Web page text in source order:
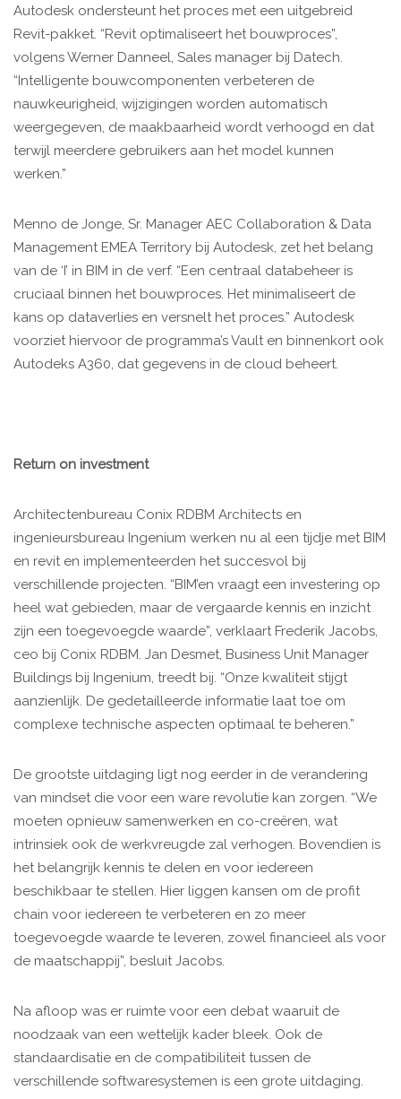
Autodesk ondersteunt het proces met een uitgebreid
Revit-pakket. “Revit optimaliseert het bouwproces”,
volgens Werner Danneel, Sales manager bij Datech.
“Intelligente bouwcomponenten verbeteren de
nauwkeurigheid, wijzigingen worden automatisch
weergegeven, de maakbaarheid wordt verhoogd en dat
terwijl meerdere gebruikers aan het model kunnen
werken.”
Menno de Jonge, Sr. Manager AEC Collaboration & Data
Management EMEA Territory bij Autodesk, zet het belang
van de ‘I’ in BIM in de verf. “Een centraal databeheer is
cruciaal binnen het bouwproces. Het minimaliseert de
kans op dataverlies en versnelt het proces.” Autodesk
voorziet hiervoor de programma’s Vault en binnenkort ook
Autodeks A360, dat gegevens in de cloud beheert.
Return on investment
Architectenbureau Conix RDBM Architects en
ingenieursbureau Ingenium werken nu al een tijdje met BIM
en revit en implementeerden het succesvol bij
verschillende projecten. “BIM’en vraagt een investering op
heel wat gebieden, maar de vergaarde kennis en inzicht
zijn een toegevoegde waarde”, verklaart Frederik Jacobs,
ceo bij Conix RDBM. Jan Desmet, Business Unit Manager
Buildings bij Ingenium, treedt bij. “Onze kwaliteit stijgt
aanzienlijk. De gedetailleerde informatie laat toe om
complexe technische aspecten optimaal te beheren.”
De grootste uitdaging ligt nog eerder in de verandering
van mindset die voor een ware revolutie kan zorgen. “We
moeten opnieuw samenwerken en co-creëren, wat
intrinsiek ook de werkvreugde zal verhogen. Bovendien is
het belangrijk kennis te delen en voor iedereen
beschikbaar te stellen. Hier liggen kansen om de profit
chain voor iedereen te verbeteren en zo meer
toegevoegde waarde te leveren, zowel financieel als voor
de maatschappij”, besluit Jacobs.
Na afloop was er ruimte voor een debat waaruit de
noodzaak van een wettelijk kader bleek. Ook de
standaardisatie en de compatibiliteit tussen de
verschillende softwaresystemen is een grote uitdaging.